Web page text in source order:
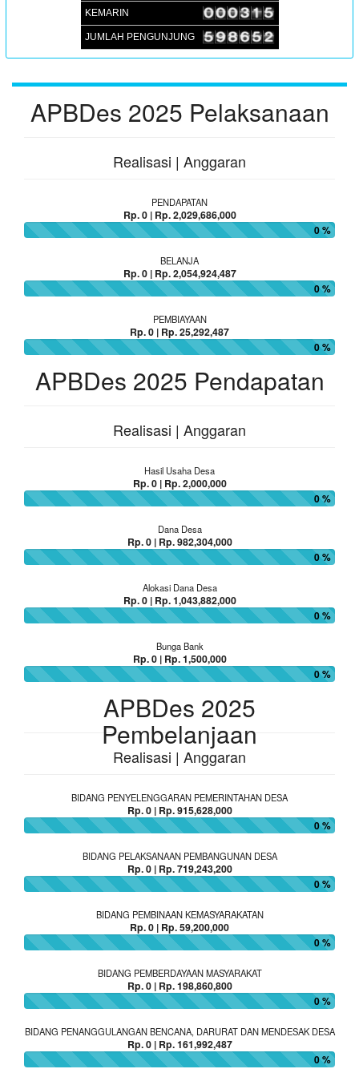
: JUFRI (SEKDES SAMBUEJA)
KEMARIN
JUMLAH PENGUNJUNG
APBDes 2025 Pelaksanaan
Realisasi | Anggaran
PENDAPATAN
Rp. 0 | Rp. 2,029,686,000
0 %
BELANJA
Rp. 0 | Rp. 2,054,924,487
0 %
PEMBIAYAAN
Rp. 0 | Rp. 25,292,487
0 %
APBDes 2025 Pendapatan
Realisasi | Anggaran
Hasil Usaha Desa
Rp. 0 | Rp. 2,000,000
0 %
Dana Desa
Rp. 0 | Rp. 982,304,000
0 %
Alokasi Dana Desa
Rp. 0 | Rp. 1,043,882,000
0 %
Bunga Bank
Rp. 0 | Rp. 1,500,000
0 %
APBDes 2025
Pembelanjaan
Realisasi | Anggaran
BIDANG PENYELENGGARAN PEMERINTAHAN DESA
Rp. 0 | Rp. 915,628,000
0 %
BIDANG PELAKSANAAN PEMBANGUNAN DESA
Rp. 0 | Rp. 719,243,200
0 %
BIDANG PEMBINAAN KEMASYARAKATAN
Rp. 0 | Rp. 59,200,000
0 %
BIDANG PEMBERDAYAAN MASYARAKAT
Rp. 0 | Rp. 198,860,800
0 %
BIDANG PENANGGULANGAN BENCANA, DARURAT DAN MENDESAK DESA
Rp. 0 | Rp. 161,992,487
0 %